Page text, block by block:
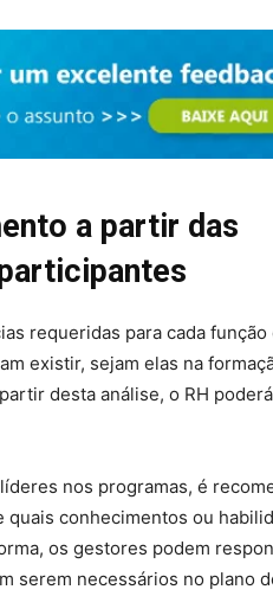
a partir das
requeridas para cada função
existir, sejam elas na
desta análise, o RH
nos programas, é
quais conhecimentos ou
os gestores podem
serem necessários no plano